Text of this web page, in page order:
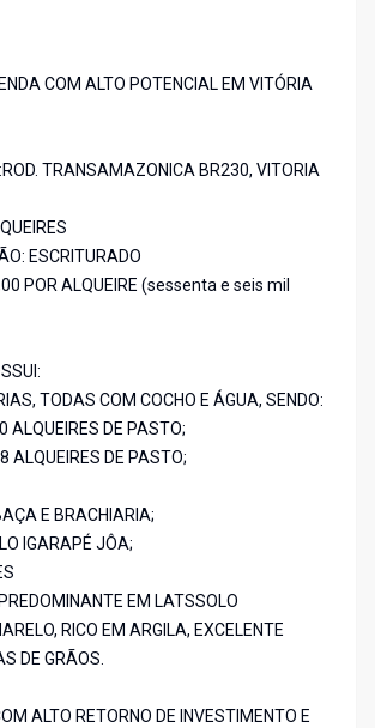
COM ALTO POTENCIAL EM VITÓRIA
TRANSAMAZONICA BR230, VITORIA
ESCRITURADO
POR ALQUEIRE (sessenta e seis mil
TODAS COM COCHO E ÁGUA, SENDO:
ALQUEIRES DE PASTO;
ALQUEIRES DE PASTO;
E BRACHIARIA;
IGARAPÉ JÔA;
EM LATSSOLO
RICO EM ARGILA, EXCELENTE
DE GRÃOS.
ALTO RETORNO DE INVESTIMENTO E